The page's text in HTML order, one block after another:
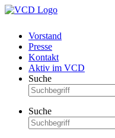
Vorstand
Presse
Kontakt
Aktiv im VCD
Suche
Suche